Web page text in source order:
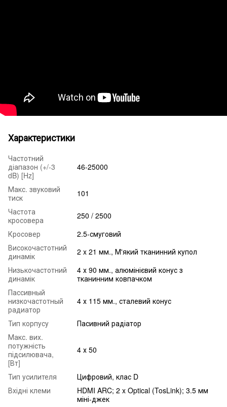
Характеристики
Частотний
діапазон (+/-3
dB) [Hz]
46-25000
Макс. звуковий
тиск
101
Частота
кросовера
250 / 2500
Кросовер
2.5-смуговий
Високочастотний
динамік
2 x 21 мм., М'який тканинний купол
Низькочастотний
динамік
4 х 90 мм., алюмінієвий конус з
тканинним ковпачком
Пассивный
низкочастотный
радиатор
4 х 115 мм., сталевий конус
Тип корпусу
Пасивний радіатор
Макс. вих.
потужність
підсилювача,
[Вт]
4 х 50
Тип усилителя
Цифровий, клас D
Вхідні клеми
HDMI ARC; 2 x Optical (TosLink); 3.5 мм
міні-джек